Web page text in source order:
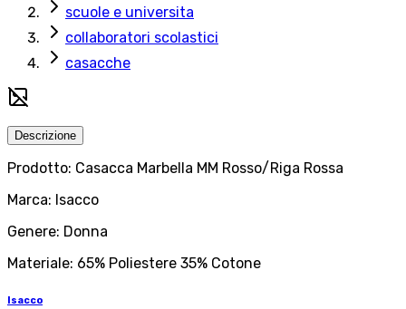
scuole e universita
collaboratori scolastici
casacche
Descrizione
Prodotto: Casacca Marbella MM Rosso/Riga Rossa
Marca: Isacco
Genere: Donna
Materiale: 65% Poliestere 35% Cotone
Isacco